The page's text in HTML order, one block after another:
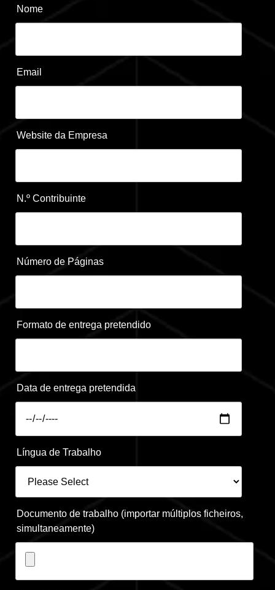
Nome
Email
Website da Empresa
N.º Contribuinte
Número de Páginas
Formato de entrega pretendido
Data de entrega pretendida
Língua de Trabalho
Documento de trabalho (importar múltiplos ficheiros,
simultaneamente)